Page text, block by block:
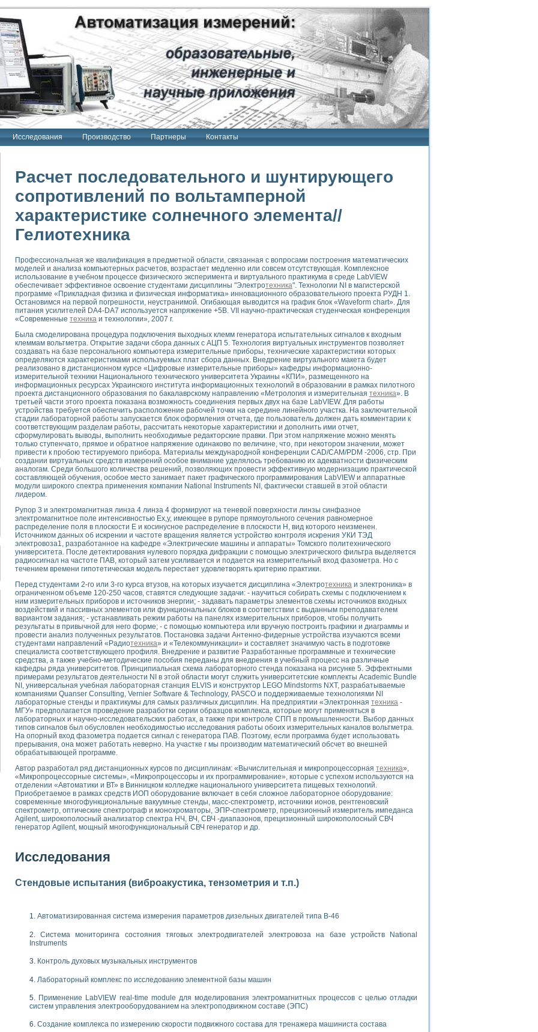
Исследования Производство Партнеры Контакты
"Сигнал-USB"
Интроскан
система
USB"
терапии серии СКАН
тензометрия и т.п.)
измерения параметров дизельных двигателей типа В-46
тяговых электродвигателей электровоза на базе устройств National Instruments
инструментов
элементной базы машин
module для моделирования электромагнитных процессов с целью отладки систем управления электрооборудованием на электроподвижном составе
скорости подвижного состава для тренажера машиниста состава
исследований в гиперзвуковых аэродинамических трубах
Nl SCXI для ультразвуковых контрольно-измерительных систем
сварных швов металлоконструкций
зрения в составе системы управления движением экраноплана
системы для лабораторных испытаний материалов методом акустической эмиссии
комплекс аппаратуры для определения тепловых и электрических характеристик и параметров силовых полупроводниковых приборов
процессов ДВС в динамических режимах
систем передачи данных
для исследования АЧХ и ФЧХ активных фильтров
для исследования параметров двухполюсников резонансным методом
операционных усилителей с применением аппаратно-программных средств NATIONAL INSTRUMENTS
на основе цифровой обработки выборок мгновенных значений
выравнивания электрических каналов
компенсации эхо-сигналов
математического моделирования сверхширокополосного стробоскопического осциллографа и исследования методов расширения его полосы
измерителя ВАХ фотоэлементов на базе виртуальных средств измерений
генератора сигналов - имитатора джиттера и измерителя параметров джиттера
модуля с высоким разрешением для создания SPICE- модели импульсного сигнала
радиолокационного сигнала и его FFT анализ в программной среде Lab VIEW 7.1
уравнений состояния для исследования переходных процессов в среде LabVIEW
для устройства сбора данных NI USB-6009
стенда для измерения относительного остаточного электросопротивления (RRR) сверхпроводников
построения картины возбуждения комбинационных колебаний в пространстве Ван Дер Поля
показателей качества электрической энергии
управления источником питания PSP 2010 фирмы GW INSTEK
амперных характеристик солнечных модулей на базе USB-6008
нано-, фемто-, биотехнологии и мехатроника
по измерению временных характеристик реверсивных сред
комплекс на базе LabVIEW для исследования наноструктур
и оптимизации тепловой обработки биопродуктов с применением современных информационных технологий и программных средств
функциональных возможностей алгоритма полигармонической экстраполяции
экономичного виртуального полярографа на основе платы USB 6008 в среде LabVIEW
макрочастиц в упорядоченных плазменно-пылевых структурах
диагностики крови
дисперсных продуктов при обработке возмущениями давления
сверхпроводящим соленоидом с биквадрантным источником тока
экспериментальной физики на примере выдающихся экспериментов: самоорганизованная критичность
выпадения осадка в реальном времени
цвета модели CIE L*a*b с использованием LabVIEW
анализа в медицинской эндоскопии
газовых пузырьков по данным эхолокационного зондирования с применением технологии виртуальных приборов
INSTRUMENTS для автоматизации процесса очистки сточных вод в мембранном биореакторе
стенда для исследования плазменных процессов синтеза нанопорошков
диагностики плазмы
свойств сегнетоэлектриков методом тепловых шумов
и развития дефектов в растущем монокристалле карбида кремния на основе акустической эмиссии и лазерной интерферометрии
механических свойств материалов в наношкале
металлообрабатывающих станков
Расчет последовательного и шунтирующего
сопротивлений по вольтамперной
характеристике солнечного элемента//
Гелиотехника
Профессиональная же квалификация в предметной области, связанная с вопросами построения математических
моделей и анализа компьютерных расчетов, возрастает медленно или совсем отсутствующая. Комплексное
использование в учебном процессе физического эксперимента и виртуального практикума в среде LabVIEW
обеспечивает эффективное освоение студентами дисциплины "Электротехника". Технологии NI в магистерской
программе «Прикладная физика и физическая информатика» инновационного образовательного проекта РУДН 1.
Остановимся на первой погрешности, неустранимой. Огибающая выводится на график блок «Waveform chart». Для
питания усилителей DA4-DA7 используется напряжение +5В. VII научно-практическая студенческая конференция
«Современные техника и технологии», 2007 г.
Была смоделирована процедура подключения выходных клемм генератора испытательных сигналов к входным
клеммам вольтметра. Открытие задачи сбора данных с АЦП 5. Технология виртуальных инструментов позволяет
создавать на базе персонального компьютера измерительные приборы, технические характеристики которых
определяются характеристиками используемых плат сбора данных. Внедрение виртуального макета будет
реализовано в дистанционном курсе «Цифровые измерительные приборы» кафедры информационно-
измерительной техники Национального технического университета Украины «КПИ», размещенного на
информационных ресурсах Украинского института информационных технологий в образовании в рамках пилотного
проекта дистанционного образования по бакалаврскому направлению «Метрология и измерительная техника». В
третьей части этого проекта показана возможность соединения первых двух на базе LabVIEW. Для работы
устройства требуется обеспечить расположение рабочей точки на середине линейного участка. На заключительной
стадии лабораторной работы запускается блок оформления отчета, где пользователь должен дать комментарии к
соответствующим разделам работы, рассчитать некоторые характеристики и дополнить ими отчет,
сформулировать выводы, выполнить необходимые редакторские правки. При этом напряжение можно менять
только ступенчато, прямое и обратное напряжение одинаково по величине, что, при некотором значении, может
привести к пробою тестируемого прибора. Материалы международной конференции CAD/CAM/PDM -2006, стр. При
создании виртуальных средств измерений особое внимание уделялось требованию их адекватности физическим
аналогам. Среди большого количества решений, позволяющих провести эффективную модернизацию практической
составляющей обучения, особое место занимает пакет графического программирования LabVIEW и аппаратные
модули широкого спектра применения компании National Instruments NI, фактически ставшей в этой области
лидером.
Рупор 3 и электромагнитная линза 4 линза 4 формируют на теневой поверхности линзы синфазное
электромагнитное поле интенсивностью Ех,у, имеющее в рупоре прямоугольного сечения равномерное
распределение поля в плоскости Е и косинусное распределение в плоскости Н, вид которого неизменен.
Источником данных об искрении и частоте вращения является устройство контроля искрения УКИ ТЭД
электровоза1, разработанное на кафедре «Электрические машины и аппараты» Томского политехнического
университета. После детектирования нулевого порядка дифракции с помощью электрического фильтра выделяется
радиосигнал на частоте ПАВ, который затем усиливается и подается на измерительный вход фазометра. Но с
течением времени гипотетическая модель перестает удовлетворять критерию практики.
Перед студентами 2-го или 3-го курса втузов, на которых изучается дисциплина «Электротехника и электроника» в
ограниченном объеме 120-250 часов, ставятся следующие задачи: - научиться собирать схемы с подключением к
ним измерительных приборов и источников энергии; - задавать параметры элементов схемы источников входных
воздействий и пассивных элементов или функциональных блоков в соответствии с выданным преподавателем
вариантом задания; - устанавливать режим работы на панелях измерительных приборов, чтобы получить
результаты в привычной для него форме; - с помощью компьютера или вручную построить графики и диаграммы и
провести анализ полученных результатов. Постановка задачи Антенно-фидерные устройства изучаются всеми
студентами направлений «Радиотехника» и «Телекоммуникации» и составляет значимую часть в подготовке
специалиста соответствующего профиля. Внедрение и развитие Разработанные программные и технические
средства, а также учебно-методические пособия переданы для внедрения в учебный процесс на различные
кафедры ряда университетов. Принципиальная схема лабораторного стенда показана на рисунке 5. Эффектными
примерами результатов деятельности NI в этой области могут служить университетские комплекты Academic Bundle
NI, универсальная учебная лабораторная станция ELVIS и конструктор LEGO Mindstorms NXT, разрабатываемые
компаниями Quanser Consulting, Vernier Software & Technology, PASCO и поддерживаемые технологиями NI
лабораторные стенды и практикумы для самых различных дисциплин. На предприятии «Электронная техника -
МГУ» предполагается проведение разработки серии образцов комплекса, которые могут применяться в
лабораторных и научно-исследовательских работах, а также при контроле СПП в промышленности. Выбор данных
типов сигналов был обусловлен необходимостью исследования работы обоих измерительных каналов вольтметра.
На опорный вход фазометра подается сигнал с генератора ПАВ. Поэтому, если программа будет использовать
прерывания, она может работать неверно. На участке г мы производим математический обсчет во внешней
обрабатывающей программе.
Автор разработал ряд дистанционных курсов по дисциплинам: «Вычислительная и микропроцессорная техника»,
«Микропроцессорные системы», «Микропроцессоры и их программирование», которые с успехом используются на
отделении «Автоматики и ВТ» в Винницком колледже национального университета пищевых технологий.
Приобретаемое в рамках средств ИОП оборудование включает в себя сложное лабораторное оборудование:
современные многофункциональные вакуумные стенды, масс-спектрометр, источники ионов, рентгеновский
спектрометр, оптические спектрограф и монохроматоры, ЭПР-спектрометр, прецизионный измеритель импеданса
Agilent, широкополосный анализатор спектра НЧ, ВЧ, СВЧ -диапазонов, прецизионный широкополосный СВЧ
генератор Agilent, мощный многофункциональный СВЧ генератор и др.
Исследования
Стендовые испытания (виброакустика, тензометрия и т.п.)
Автоматизированная система измерения параметров дизельных двигателей типа В-46
Система мониторинга состояния тяговых электродвигателей электровоза на базе устройств National
Instruments
Контроль духовых музыкальных инструментов
Лабораторный комплекс по исследованию элементной базы машин
Применение LabVIEW real-time module для моделирования электромагнитных процессов с целью отладки
систем управления электрооборудованием на электроподвижном составе (ЭПС)
Создание комплекса по измерению скорости подвижного состава для тренажера машиниста состава